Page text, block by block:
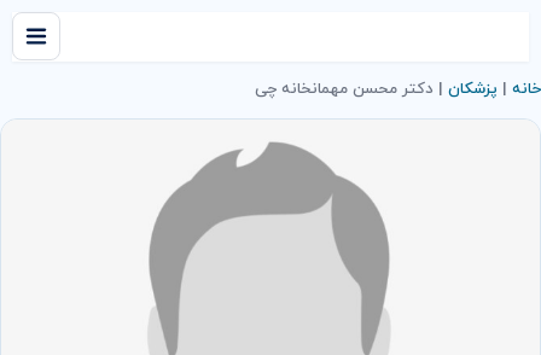
خانه | پزشکان | دکتر محسن مهمانخانه چی